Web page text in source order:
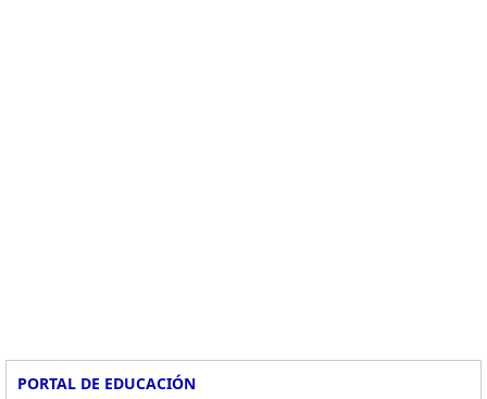
PORTAL DE EDUCACIÓN